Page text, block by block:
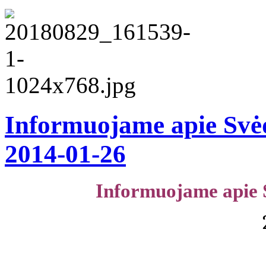
Informuojame apie
2014-01-26
Informuojame apie